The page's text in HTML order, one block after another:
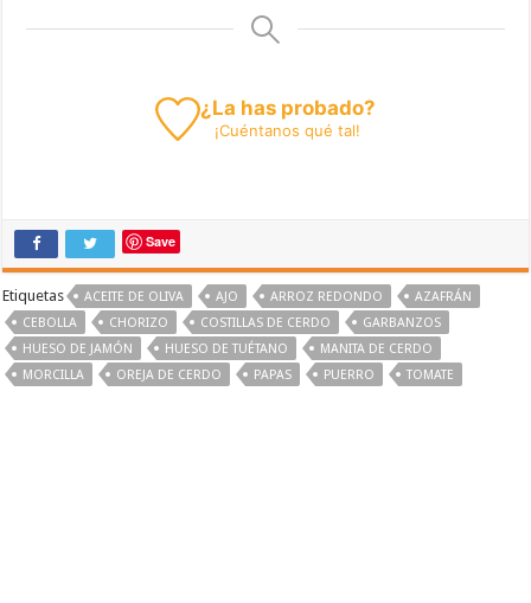
¿La has probado?
¡Cuéntanos qué tal!
Save
Etiquetas ACEITE DE OLIVA AJO ARROZ REDONDO
AZAFRÁN
CEBOLLA
CHORIZO COSTILLAS DE CERDO
GARBANZOS
HUESO DE JAMÓN
HUESO DE TUÉTANO
MANITA DE CERDO
MORCILLA
OREJA DE CERDO PAPAS PUERRO TOMATE